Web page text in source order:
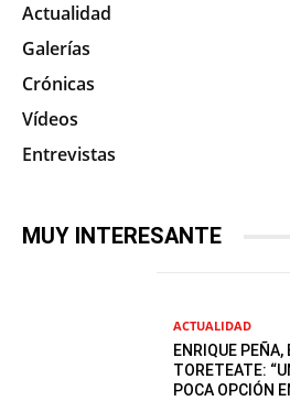
Actualidad
Galerías
Crónicas
Vídeos
Entrevistas
MUY INTERESANTE
ACTUALIDAD
ENRIQUE
TORETEATE:
POCA OPCIÓN